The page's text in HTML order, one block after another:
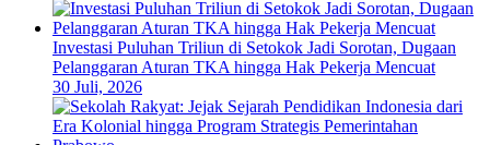
Investasi Puluhan Triliun di Setokok Jadi Sorotan, Dugaan
Pelanggaran Aturan TKA hingga Hak Pekerja Mencuat
30 Juli, 2026